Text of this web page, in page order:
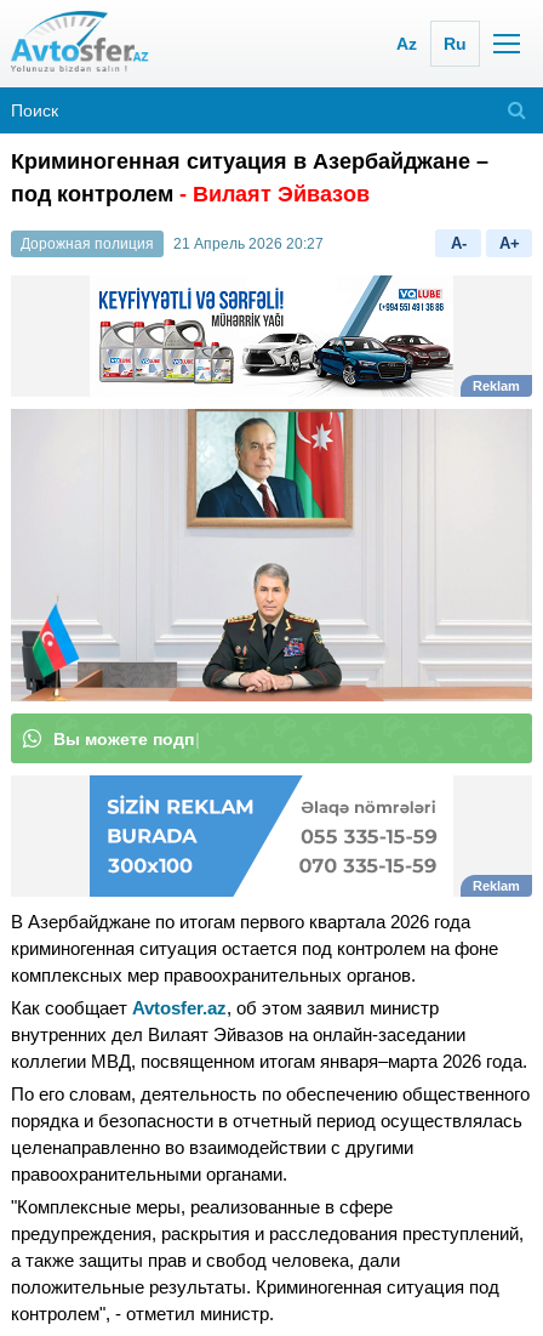
Az Ru
Криминогенная ситуация в Азербайджане –
под контролем - Вилаят Эйвазов
Дорожная полиция 21 Апрель 2026 20:27 A- A+
Вы |
В Азербайджане по итогам первого квартала 2026 года
криминогенная ситуация остается под контролем на фоне
комплексных мер правоохранительных органов.
Как сообщает Avtosfer.az, об этом заявил министр
внутренних дел Вилаят Эйвазов на онлайн-заседании
коллегии МВД, посвященном итогам января–марта 2026 года.
По его словам, деятельность по обеспечению общественного
порядка и безопасности в отчетный период осуществлялась
целенаправленно во взаимодействии с другими
правоохранительными органами.
"Комплексные меры, реализованные в сфере
предупреждения, раскрытия и расследования преступлений,
а также защиты прав и свобод человека, дали
положительные результаты. Криминогенная ситуация под
контролем", - отметил министр.